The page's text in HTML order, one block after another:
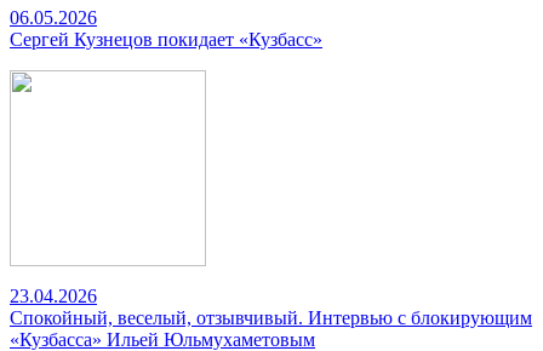
06.05.2026
Сергей Кузнецов покидает «Кузбасс»
23.04.2026
Спокойный, веселый, отзывчивый. Интервью с блокирующим
«Кузбасса» Ильей Юльмухаметовым